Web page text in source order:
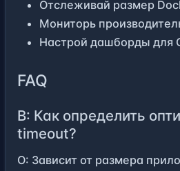
Отслеживай размер
Мониторь
Настрой дашборды для
FAQ
В: Как определить
timeout?
О: Зависит от размера